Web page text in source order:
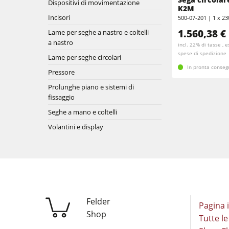
Levigatrici a nastro largo e levigatrici
Seghe a nastro
Sezionatrici
Attrezzatura per falegnameria
Dispositivi di movimentazione
Incisori
Lame per seghe a nastro e coltelli
a nastro
Lame per seghe circolari
Pressore
Prolunghe piano e sistemi di
fissaggio
Seghe a mano e coltelli
Volantini e display
K2M
500-07-201 | 1 x
1.560,38 €
incl. 22% di tasse ,
spese di spedizione
In pronta
Felder
Shop
Pagina
Tutte